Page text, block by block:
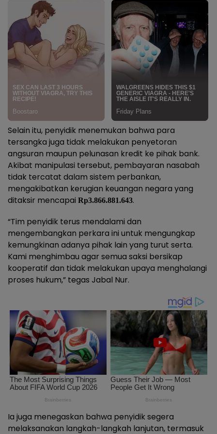
Selain itu, penyidik menemukan bahwa para
tersangka juga tidak melakukan penyetoran
angsuran maupun pelunasan kredit ke pihak bank.
Akibat manipulasi tersebut, pembayaran nasabah
tidak tercatat dalam sistem perbankan,
mengakibatkan kerugian keuangan negara yang
ditaksir mencapai Rp3.866.881.643.
“Tim penyidik terus mendalami dan
mengembangkan perkara ini untuk mengungkap
kemungkinan adanya pihak lain yang turut serta.
Kami menghimbau agar semua saksi bersikap
kooperatif dan tidak melakukan upaya menghalangi
proses hukum,” tegas Jabal Nur.
Ia juga menegaskan bahwa penyidik segera
melaksanakan langkah-langkah lanjutan, termasuk